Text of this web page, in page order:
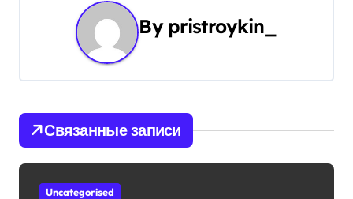
и
я
п
о
By pristroykin_
Связанные записи
Uncategorised